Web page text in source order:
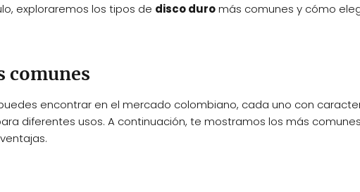
exploraremos los tipos de disco duromás comunes y cómo
comunes
encontrar en el mercado colombiano, cada uno con
diferentes usos. A continuación, te mostramos los más